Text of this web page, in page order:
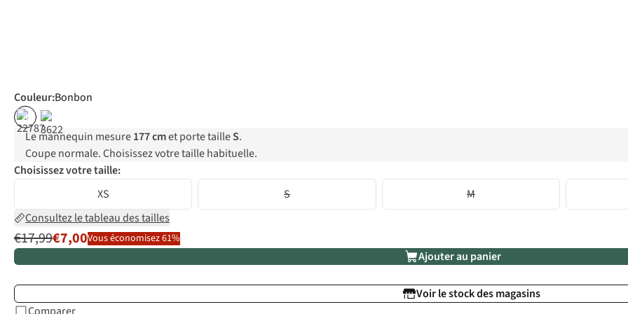
Couleur:Bonbon
%
Le mannequin mesure177 cmet porte tailleS.
Coupe normale. Choisissez votre taille habituelle.
Choisissez votre taille:
XS
S
M
Consultez le tableau des tailles
€17,99€7,00Vous économisez 61%
Ajouter au panier
Voir le stock des magasins